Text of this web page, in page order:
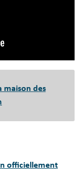
maison des
officiellement